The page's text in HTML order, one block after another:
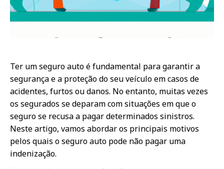
Ter um seguro auto é fundamental para garantir a
segurança e a proteção do seu veículo em casos de
acidentes, furtos ou danos. No entanto, muitas vezes
os segurados se deparam com situações em que o
seguro se recusa a pagar determinados sinistros.
Neste artigo, vamos abordar os principais motivos
pelos quais o seguro auto pode não pagar uma
indenização.